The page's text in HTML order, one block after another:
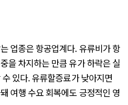
업종은 항공업계다. 유류비가 항
을 차지하는 만큼 유가 하락은 실
있다. 유류할증료가 낮아지면
여행 수요 회복에도 긍정적인 영